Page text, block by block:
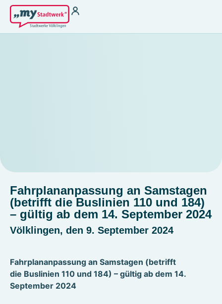
Strom
Strom zu BörsenpreisenVermieter
Energiespartipps
Energieausweis
Zählerablesung
FAQ
Kontakt
Kontakt
Fahrplananpassung an Samstagen
(betrifft die Buslinien 110 und 184)
– gültig ab dem 14. September 2024
Völklingen, den 9. September 2024
Fahrplananpassung an Samstagen (betrifft
die Buslinien 110 und 184) – gültig ab dem 14.
September 2024